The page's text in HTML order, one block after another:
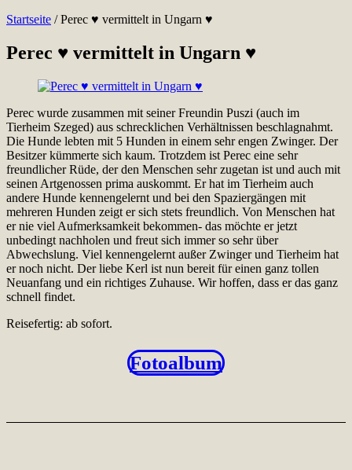
Startseite /Perec ♥ vermittelt in Ungarn ♥
Perec ♥ vermittelt in Ungarn ♥
Perec wurde zusammen mit seiner Freundin Puszi (auch im
Tierheim Szeged) aus schrecklichen Verhältnissen beschlagnahmt.
Die Hunde lebten mit 5 Hunden in einem sehr engen Zwinger. Der
Besitzer kümmerte sich kaum. Trotzdem ist Perec eine sehr
freundlicher Rüde, der den Menschen sehr zugetan ist und auch mit
seinen Artgenossen prima auskommt. Er hat im Tierheim auch
andere Hunde kennengelernt und bei den Spaziergängen mit
mehreren Hunden zeigt er sich stets freundlich. Von Menschen hat
er nie viel Aufmerksamkeit bekommen- das möchte er jetzt
unbedingt nachholen und freut sich immer so sehr über
Abwechslung. Viel kennengelernt außer Zwinger und Tierheim hat
er noch nicht. Der liebe Kerl ist nun bereit für einen ganz tollen
Neuanfang und ein richtiges Zuhause. Wir hoffen, dass er das ganz
schnell findet.
Reisefertig: ab sofort.
Fotoalbum